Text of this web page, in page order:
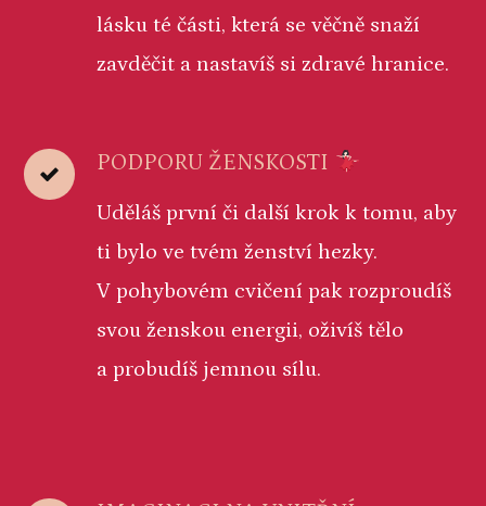
lásku té části, která se věčně snaží
zavděčit a nastavíš si zdravé hranice.
PODPORU ŽENSKOSTI
Uděláš první či další krok k tomu, aby
ti bylo ve tvém ženství hezky.
V pohybovém cvičení pak rozproudíš
svou ženskou energii, oživíš tělo
a probudíš jemnou sílu.